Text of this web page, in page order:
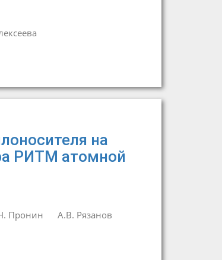
на
РИТМ атомной
Пронин
А.В. Рязанов